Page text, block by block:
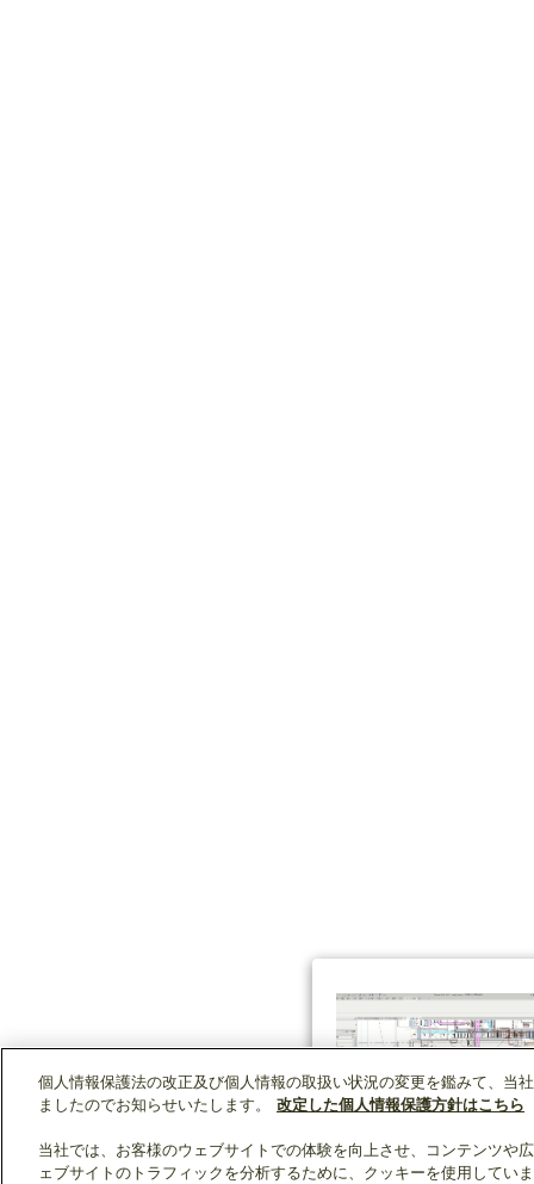
個人情報保護法の改正及び個人情報の取扱い状況の変更を鑑みて、当
ましたのでお知らせいたします。
改定した個人情報保護方針はこちら
当社では、お客様のウェブサイトでの体験を向上させ、コンテンツや
ェブサイトのトラフィックを分析するために、クッキーを使用してい